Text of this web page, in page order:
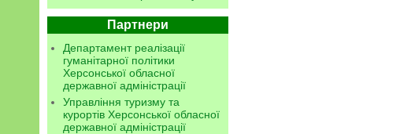
Партнери
Департамент реалізації
гуманітарної політики
Херсонської обласної
державної адміністрації
Управління туризму та
курортів Херсонської обласної
державної адміністрації